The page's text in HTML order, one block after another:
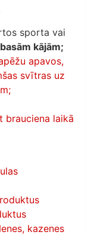
sporta vai
kājām;
apavos,
svītras uz
brauciena laikā
kazenes